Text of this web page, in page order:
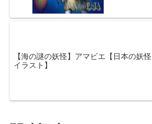
【海の謎の妖怪】アマビエ【日本の妖怪
イラスト】